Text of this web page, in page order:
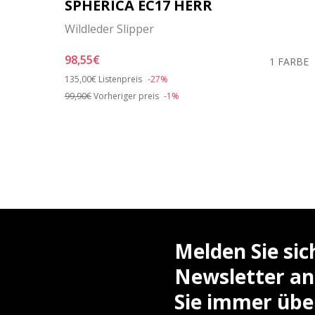
SPHERICA EC17 HERR
Wildleder Slipper
98,55€
1 FARBE
Price reduced from
135,00€ to
Listenpreis -27%
99,90€Vorheriger preis -1%
Melden Sie
Newsletter
Sie immer